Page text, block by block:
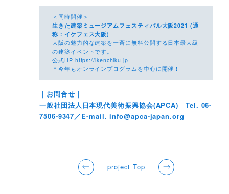
＜同時開催＞
生きた建築ミュージアムフェスティバル大阪2021 (通
称：イケフェス大阪)
大阪の魅力的な建築を一斉に無料公開する日本最大級
の建築イベントです。
公式HP https://ikenchiku.jp
＊今年もオンラインプログラムを中心に開催！
｜お問合せ｜
一般社団法人日本現代美術振興協会(APCA) Tel. 06-
7506-9347／E-mail. info@apca-japan.org
project Top